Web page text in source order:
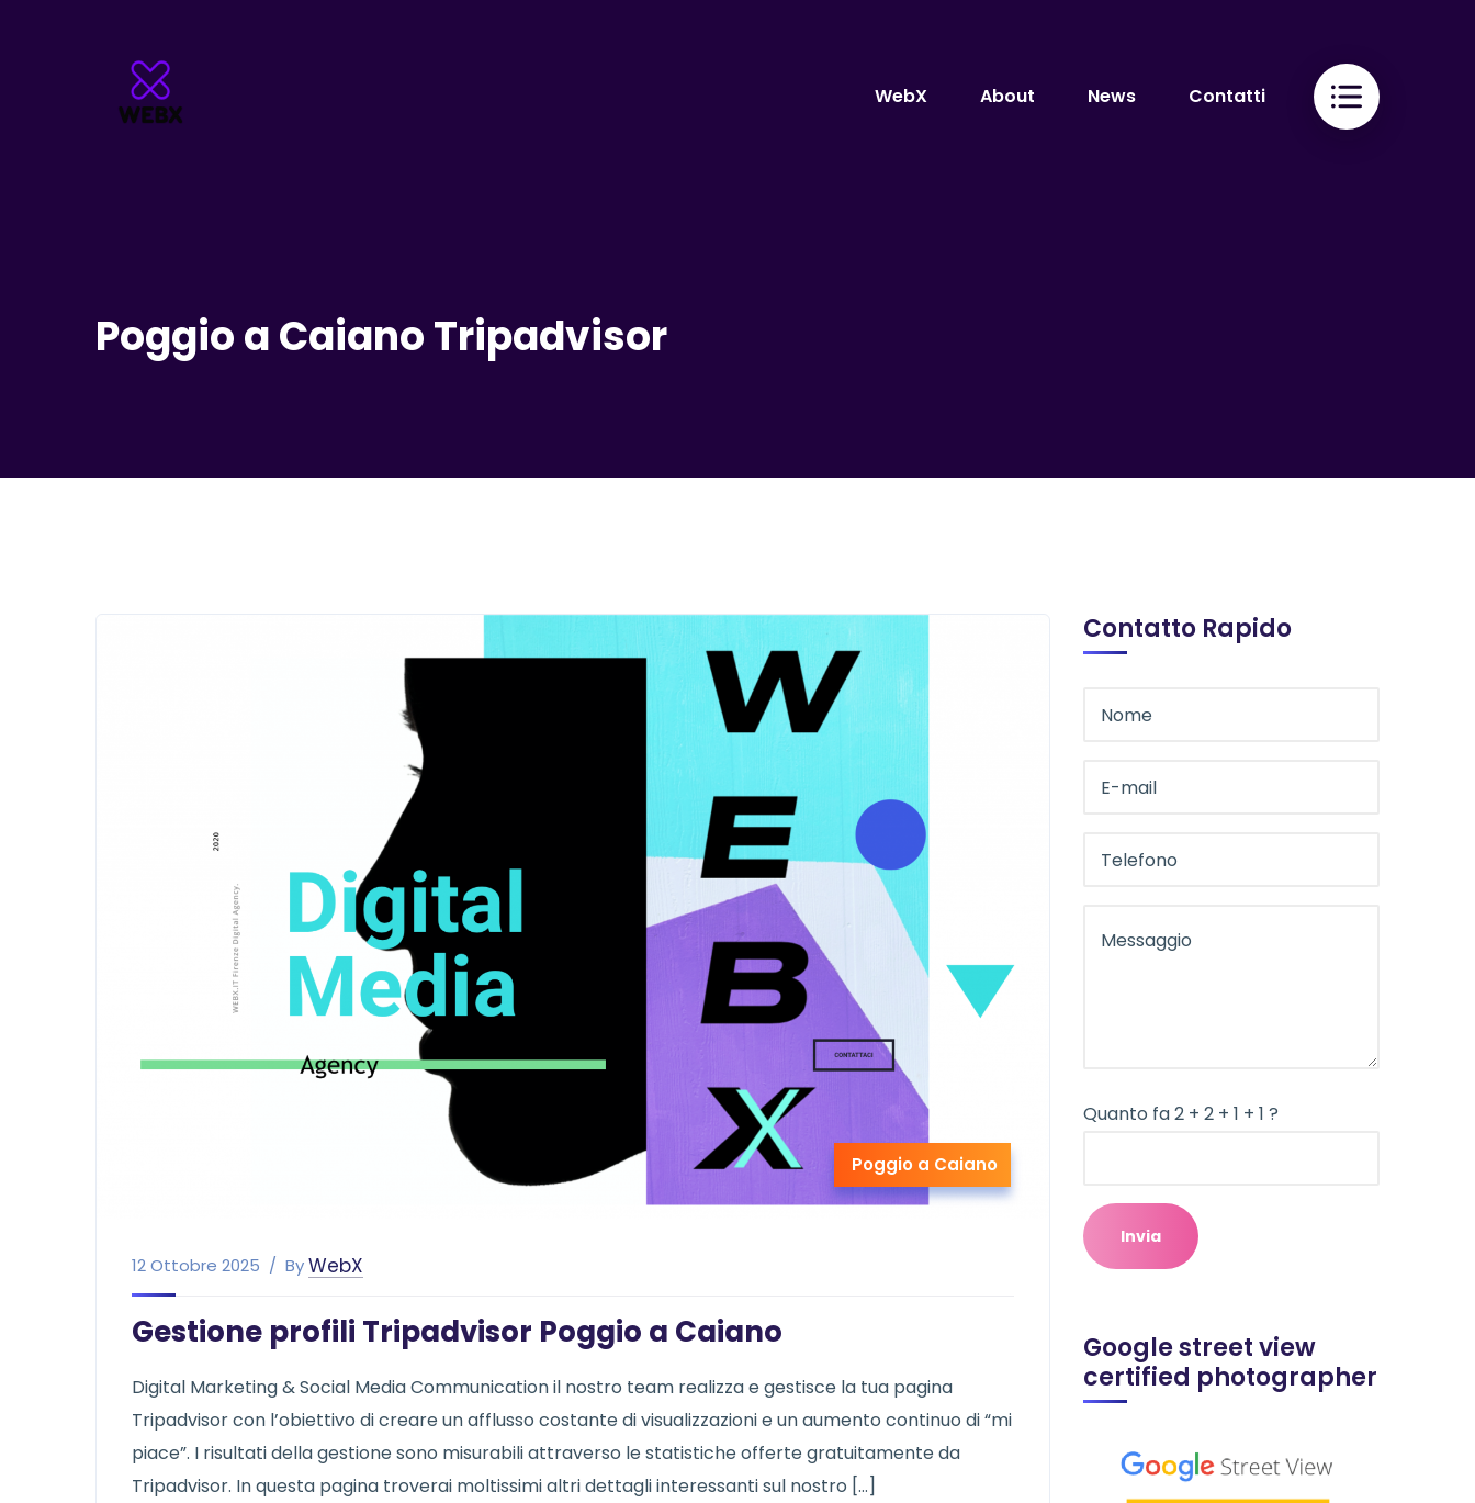
WebX About News Contatti
Poggio a Caiano Tripadvisor
Poggio a Caiano
12 Ottobre 2025 ByWebX
Gestione profili Tripadvisor Poggio a Caiano
Digital Marketing & Social Media Communication il nostro team realizza e gestisce la tua pagina
Tripadvisor con l’obiettivo di creare un afflusso costante di visualizzazioni e un aumento continuo di “mi
piace”. I risultati della gestione sono misurabili attraverso le statistiche offerte gratuitamente da
Tripadvisor. In questa pagina troverai moltissimi altri dettagli interessanti sul nostro […]
Contatto Rapido
Quanto fa 2 + 2 + 1 + 1 ?
Google street view
certified photographer